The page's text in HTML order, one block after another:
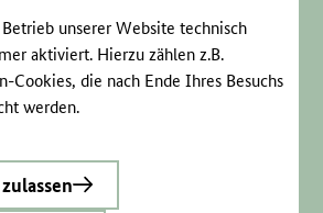
unserer Website technisch
aktiviert. Hierzu zählen z.B.
Cookies, die nach Ende Ihres Besuchs
werden.